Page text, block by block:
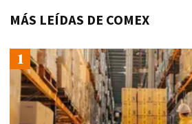
MÁS LEÍDAS DE COMEX